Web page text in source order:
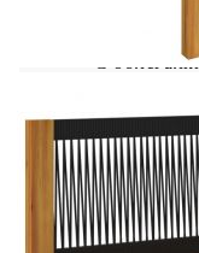
С
Материал:
маслено
Размери
В)